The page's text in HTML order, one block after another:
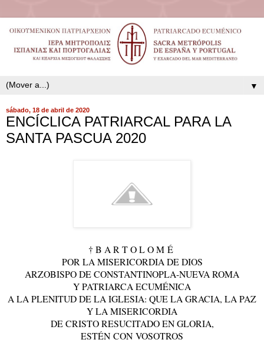
▼
sábado, 18 de abril de 2020
ENCÍCLICA PATRIARCAL PARA LA
SANTA PASCUA 2020
† B A R T O L O M É
POR LA MISERICORDIA DE DIOS
ARZOBISPO DE CONSTANTINOPLA-NUEVA ROMA
Y PATRIARCA ECUMÉNICA
A LA PLENITUD DE LA IGLESIA: QUE LA GRACIA, LA PAZ
Y LA MISERICORDIA
DE CRISTO RESUCITADO EN GLORIA,
ESTÉN CON VOSOTROS